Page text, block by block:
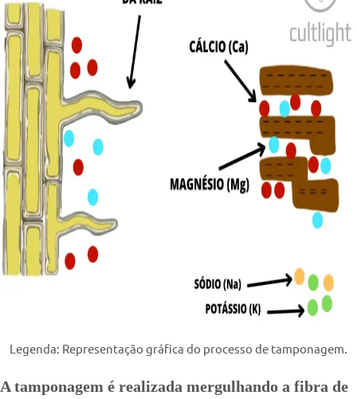
Legenda: Representação gráfica do processo de tamponagem.
A tamponagem é realizada mergulhando a fibra de